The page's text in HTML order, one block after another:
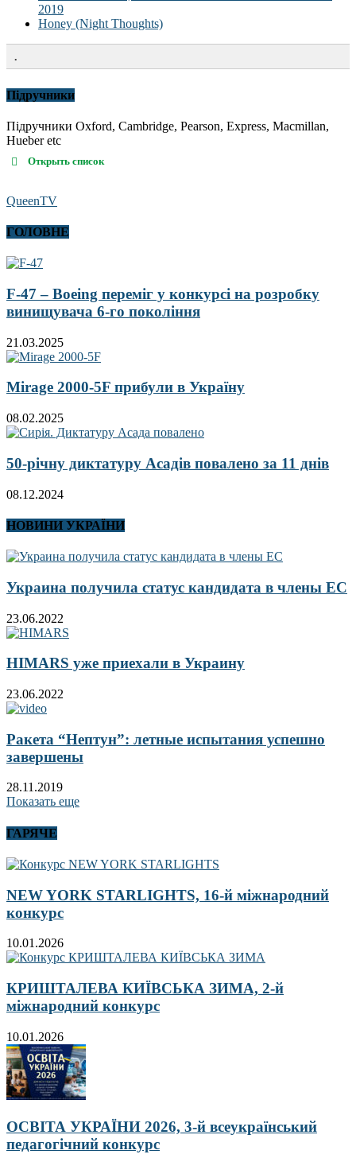
2019
Honey (Night Thoughts)
.
Підручники
Підручники Oxford, Cambridge, Pearson, Express, Macmillan,
Hueber etc
Открыть список
QueenTV
ГОЛОВНЕ
F-47 – Boeing переміг у конкурсі на розробку
винищувача 6-го покоління
21.03.2025
Mirage 2000-5F прибули в Україну
08.02.2025
50-річну диктатуру Асадів повалено за 11 днів
08.12.2024
НОВИНИ УКРАЇНИ
Украина получила статус кандидата в члены ЕС
23.06.2022
HIMARS уже приехали в Украину
23.06.2022
Ракета “Нептун”: летные испытания успешно
завершены
28.11.2019
Показать еще
ГАРЯЧЕ
NEW YORK STARLIGHTS, 16-й міжнародний
конкурс
10.01.2026
КРИШТАЛЕВА КИЇВСЬКА ЗИМА, 2-й
міжнародний конкурс
10.01.2026
ОСВІТА УКРАЇНИ 2026, 3-й всеукраїнський
педагогічний конкурс